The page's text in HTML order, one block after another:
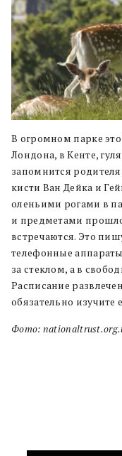
В огромном парке
Лондона, в Кенте,
запомнится
кисти Ван Дейка и
оленьими рогами в
и предметами
встречаются. Это
телефонные
за стеклом, а в
Расписание
обязательно изучите
Фото: